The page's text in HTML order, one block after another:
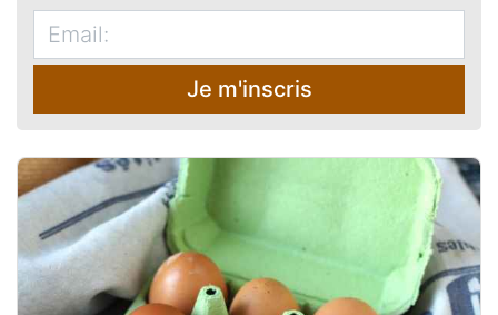
Je m'inscris